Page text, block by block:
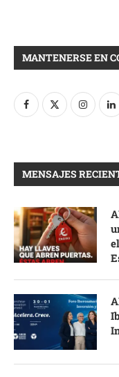
MANTENERSE EN
MENSAJES